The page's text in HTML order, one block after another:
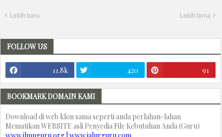
Lebih baru Lebih lama
FOLLOW US
11.8k 420 91
BOOKMARK DOMAIN KAMI
Download di web klon sama seperti anda perlahan-lahan
Mematikan WEBSITE asli Penyedia File Kebutuhan Anda (Guru)